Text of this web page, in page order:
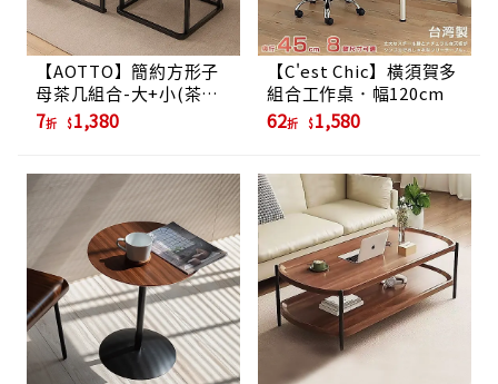
【AOTTO】簡約方形子
母茶几組合-大+小(茶几
客聽桌 桌子 子母茶几 疊
7折 1,380
【C'est Chic】橫須賀多
組合工作桌．幅120cm
62折 1,580